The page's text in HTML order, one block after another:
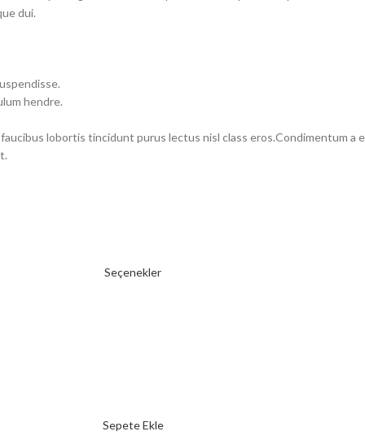
dui.
hendre.
lobortis tincidunt purus lectus nisl class eros.Condimentum
Seçenekler
Sepete Ekle